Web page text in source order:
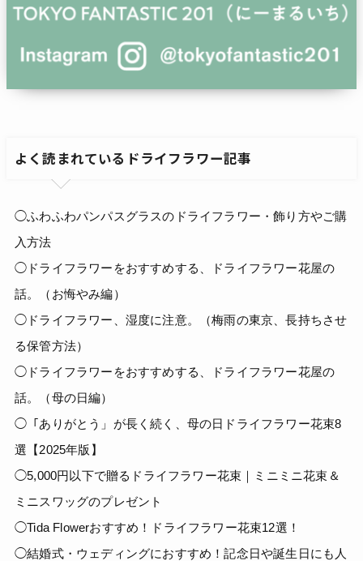
よく読まれているドライフラワー記事
◯ふわふわパンパスグラスのドライフラワー・飾り方やご購
入方法
◯ドライフラワーをおすすめする、ドライフラワー花屋の
話。（お悔やみ編）
◯ドライフラワー、湿度に注意。（梅雨の東京、長持ちさせ
る保管方法）
◯ドライフラワーをおすすめする、ドライフラワー花屋の
話。（母の日編）
◯「ありがとう」が長く続く、母の日ドライフラワー花束8
選【2025年版】
◯5,000円以下で贈るドライフラワー花束｜ミニミニ花束＆
ミニスワッグのプレゼント
◯Tida Flowerおすすめ！ドライフラワー花束12選！
◯結婚式・ウェディングにおすすめ！記念日や誕生日にも人